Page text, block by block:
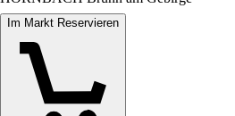
Im Markt Reservieren